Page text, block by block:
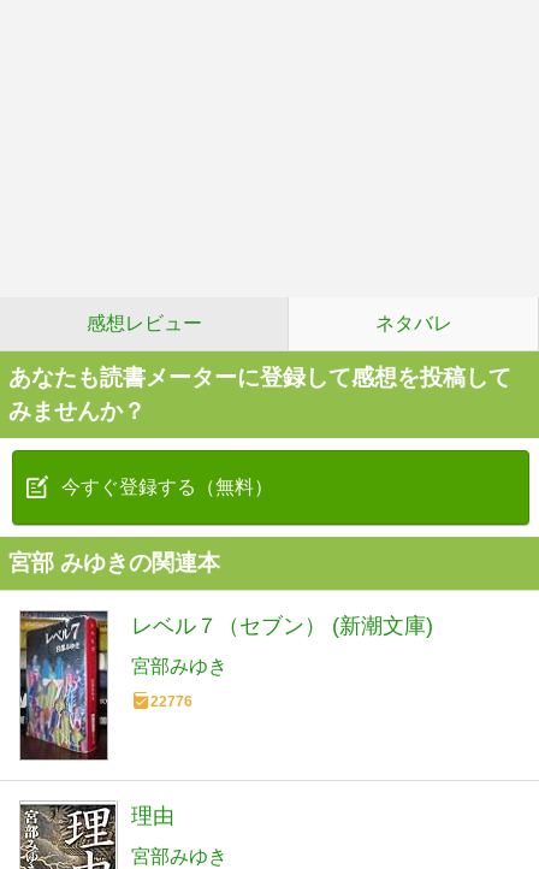
感想レビュー ネタバレ
あなたも読書メーターに登録して感想を投稿して
みませんか？
今すぐ登録する（無料）
宮部 みゆきの関連本
レベル７（セブン） (新潮文庫)
宮部みゆき
22776
理由
宮部みゆき